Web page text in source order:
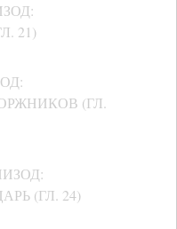
21)
(ГЛ.
(ГЛ. 24)